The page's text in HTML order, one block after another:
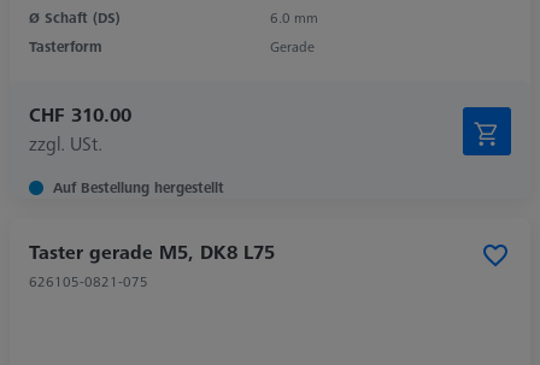
Ø Schaft (DS)
6.0 mm
Tasterform
Gerade
CHF 310.00
zzgl. USt.
Auf Bestellung hergestellt
Taster gerade M5, DK8 L75
626105-0821-075